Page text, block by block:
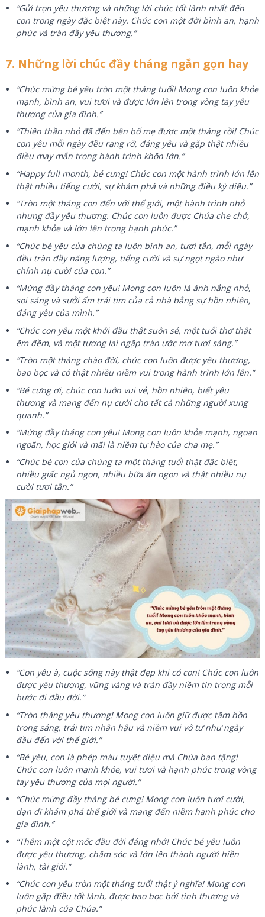
“Gửi trọn yêu thương và những lời chúc tốt lành nhất đến
con trong ngày đặc biệt này. Chúc con một đời bình an, hạnh
phúc và tràn đầy yêu thương.”
7. Những lời chúc đầy tháng ngắn gọn hay
“Chúc mừng bé yêu tròn một tháng tuổi! Mong con luôn khỏe
mạnh, bình an, vui tươi và được lớn lên trong vòng tay yêu
thương của gia đình.”
“Thiên thần nhỏ đã đến bên bố mẹ được một tháng rồi! Chúc
con yêu mỗi ngày đều rạng rỡ, đáng yêu và gặp thật nhiều
điều may mắn trong hành trình khôn lớn.”
“Happy full month, bé cưng! Chúc con một hành trình lớn lên
thật nhiều tiếng cười, sự khám phá và những điều kỳ diệu.”
“Tròn một tháng con đến với thế giới, một hành trình nhỏ
nhưng đầy yêu thương. Chúc con luôn được Chúa che chở,
mạnh khỏe và lớn lên trong hạnh phúc.”
“Chúc bé yêu của chúng ta luôn bình an, tươi tắn, mỗi ngày
đều tràn đầy năng lượng, tiếng cười và sự ngọt ngào như
chính nụ cười của con.”
“Mừng đầy tháng con yêu! Mong con luôn là ánh nắng nhỏ,
soi sáng và sưởi ấm trái tim của cả nhà bằng sự hồn nhiên,
đáng yêu của mình.”
“Chúc con yêu một khởi đầu thật suôn sẻ, một tuổi thơ thật
êm đềm, và một tương lai ngập tràn ước mơ tươi sáng.”
“Tròn một tháng chào đời, chúc con luôn được yêu thương,
bao bọc và có thật nhiều niềm vui trong hành trình lớn lên.”
“Bé cưng ơi, chúc con luôn vui vẻ, hồn nhiên, biết yêu
thương và mang đến nụ cười cho tất cả những người xung
quanh.”
“Mừng đầy tháng con yêu! Mong con luôn khỏe mạnh, ngoan
ngoãn, học giỏi và mãi là niềm tự hào của cha mẹ.”
“Chúc bé con của chúng ta một tháng tuổi thật đặc biệt,
nhiều giấc ngủ ngon, nhiều bữa ăn ngon và thật nhiều nụ
cười tươi tắn.”
“Con yêu à, cuộc sống này thật đẹp khi có con! Chúc con luôn
được yêu thương, vững vàng và tràn đầy niềm tin trong mỗi
bước đi đầu đời.”
“Tròn tháng yêu thương! Mong con luôn giữ được tâm hồn
trong sáng, trái tim nhân hậu và niềm vui vô tư như ngày
đầu đến với thế giới.”
“Bé yêu, con là phép màu tuyệt diệu mà Chúa ban tặng!
Chúc con luôn mạnh khỏe, vui tươi và hạnh phúc trong vòng
tay yêu thương của mọi người.”
“Chúc mừng đầy tháng bé cưng! Mong con luôn tươi cười,
dạn dĩ khám phá thế giới và mang đến niềm hạnh phúc cho
gia đình.”
“Thêm một cột mốc đầu đời đáng nhớ! Chúc bé yêu luôn
được yêu thương, chăm sóc và lớn lên thành người hiền
lành, tài giỏi.”
“Chúc con yêu tròn một tháng tuổi thật ý nghĩa! Mong con
luôn gặp điều tốt lành, được bao bọc bởi tình thương và
phúc lành của Chúa.”